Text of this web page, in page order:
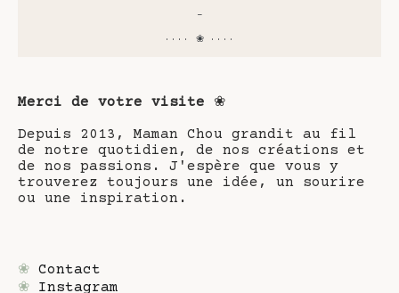
-
···· ❀ ····
Merci de votre visite ❀
Depuis 2013, Maman Chou grandit au fil
de notre quotidien, de nos créations et
de nos passions. J'espère que vous y
trouverez toujours une idée, un sourire
ou une inspiration.
❀ Contact
❀ Instagram